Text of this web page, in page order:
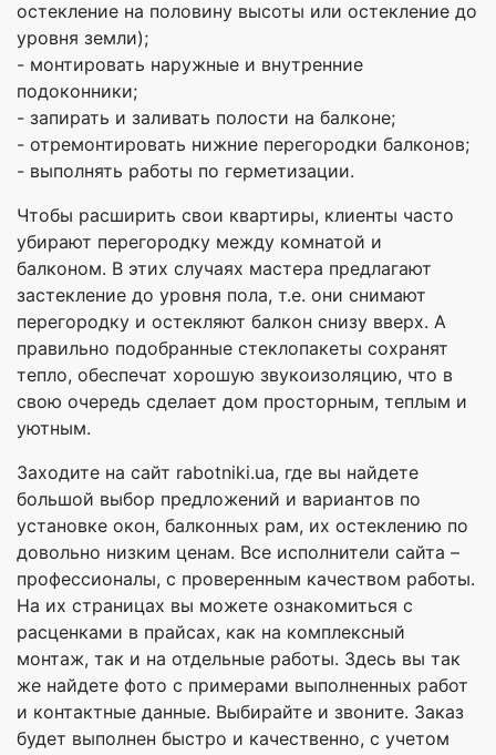
остекление на половину высоты или остекление до
уровня земли);
- монтировать наружные и внутренние
подоконники;
- запирать и заливать полости на балконе;
- отремонтировать нижние перегородки балконов;
- выполнять работы по герметизации.
Чтобы расширить свои квартиры, клиенты часто
убирают перегородку между комнатой и
балконом. В этих случаях мастера предлагают
застекление до уровня пола, т.е. они снимают
перегородку и остекляют балкон снизу вверх. А
правильно подобранные стеклопакеты сохранят
тепло, обеспечат хорошую звукоизоляцию, что в
свою очередь сделает дом просторным, теплым и
уютным.
Заходите на сайт rabotniki.ua, где вы найдете
большой выбор предложений и вариантов по
установке окон, балконных рам, их остеклению по
довольно низким ценам. Все исполнители сайта –
профессионалы, с проверенным качеством работы.
На их страницах вы можете ознакомиться с
расценками в прайсах, как на комплексный
монтаж, так и на отдельные работы. Здесь вы так
же найдете фото с примерами выполненных работ
и контактные данные. Выбирайте и звоните. Заказ
будет выполнен быстро и качественно, с учетом